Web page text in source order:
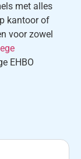
met alles
kantoor of
voor zowel
lege
EHBO